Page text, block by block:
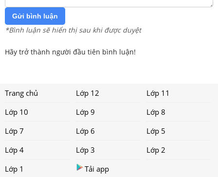
Gửi bình luận
*Bình luận sẽ hiển thị sau khi được duyệt
Hãy trở thành người đầu tiên bình luận!
Trang chủ Lớp 12
Lớp 11
Lớp 10
Lớp 9
Lớp 8
Lớp 7
Lớp 6
Lớp 5
Lớp 4
Lớp 3
Lớp 2
Lớp 1
Tải app